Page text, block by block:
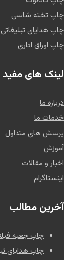
چاپ تخته شاسی
چاپ هدایای تبلیغاتی
چاپ اوراق اداری
لینک های مفید
درباره ما
خدمات ما
پرسش های متداول
آموزش
اخبار و مقالات
اینستاگرام
آخرین مطالب
چاپ جعبه
چاپ هدایای